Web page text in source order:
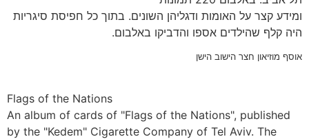
ומידע קצר על האומות ודגליהן השונים. בתוך כל חפיסת סיגריות
היה קלף שהילדים אספו והדביקו באלבום.
אוסף מוזיאון חצר הישוב הישן
Flags of the Nations
An album of cards of "Flags of the Nations", published
by the "Kedem" Cigarette Company of Tel Aviv. The